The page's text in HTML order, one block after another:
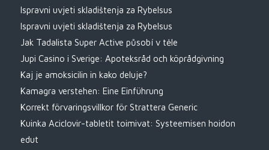
Ispravni uvjeti skladištenja za Rybelsus
Ispravni uvjeti skladištenja za Rybelsus
Jak Tadalista Super Active působí v těle
Jupi Casino i Sverige: Apoteksråd och köprådgivning
Kaj je amoksicilin in kako deluje?
Kamagra verstehen: Eine Einführung
Korrekt förvaringsvillkor för Strattera Generic
Kuinka Aciclovir-tabletit toimivat: Systeemisen hoidon
edut